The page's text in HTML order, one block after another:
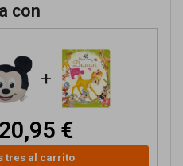
con
+
20,95 €
tres al carrito